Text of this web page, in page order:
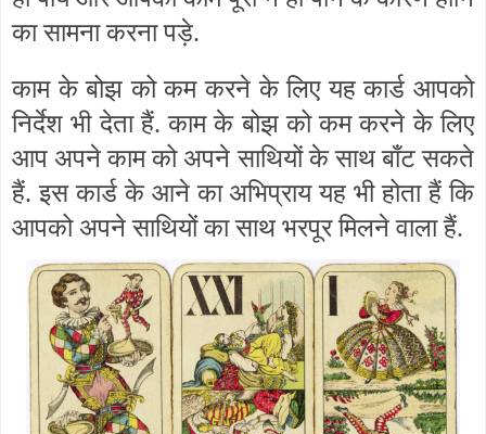
का सामना करना पड़े.
काम के बोझ को कम करने के लिए यह कार्ड आपको
निर्देश भी देता हैं. काम के बोझ को कम करने के लिए
आप अपने काम को अपने साथियों के साथ बाँट सकते
हैं. इस कार्ड के आने का अभिप्राय यह भी होता हैं कि
आपको अपने साथियों का साथ भरपूर मिलने वाला हैं.